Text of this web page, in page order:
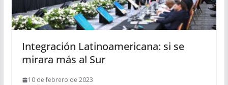
Integración Latinoamericana: si se
mirara más al Sur
10 de febrero de 2023